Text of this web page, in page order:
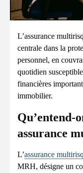
L’assurance
centrale dans la
personnel, en
quotidien
financières
immobilier.
Qu’entend-
assurance
L’assurance
MRH, désigne un